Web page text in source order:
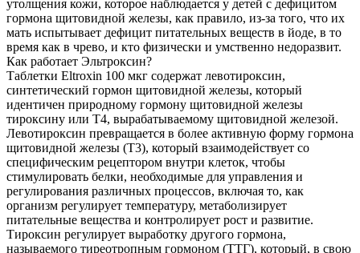
утолщения кожи, которое наблюдается у детей с дефицитом
гормона щитовидной железы, как правило, из-за того, что их
мать испытывает дефицит питательных веществ в йоде, в то
время как в чрево, и кто физически и умственно недоразвит.
Как работает Эльтроксин?
Таблетки Eltroxin 100 мкг содержат левотироксин,
синтетический гормон щитовидной железы, который
идентичен природному гормону щитовидной железы
тироксину или T4, вырабатываемому щитовидной железой.
Левотироксин превращается в более активную форму гормона
щитовидной железы (Т3), который взаимодействует со
специфическим рецептором внутри клеток, чтобы
стимулировать белки, необходимые для управления и
регулирования различных процессов, включая то, как
организм регулирует температуру, метаболизирует
питательные вещества и контролирует рост и развитие.
Тироксин регулирует выработку другого гормона,
называемого тиреотропным гормоном (ТТГ), который, в свою